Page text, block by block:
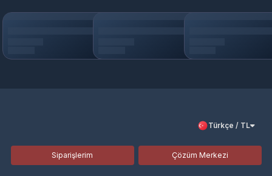
Türkçe / TL
Siparişlerim Çözüm Merkezi